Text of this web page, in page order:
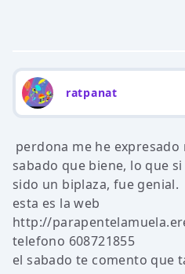
ratpanat
perdona me he expresado
sabado que biene, lo que
sido un biplaza, fue genial.
esta es la web
http://
telefono 608721855
el sabado te comento que